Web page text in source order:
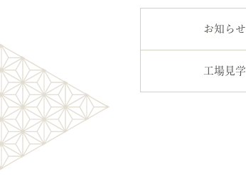
お知らせ
工場見学